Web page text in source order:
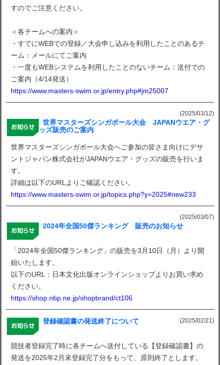
すのでご注意ください。
＜各チームへの案内＞
・すでにWEBでの登録／大会申し込みを利用したことのあるチ
ーム：メールにてご案内
・一度もWEBシステムを利用したことのないチーム：送付での
ご案内（4/14発送）
https://www.masters-swim.or.jp/entry.php#jm25007
(2025/03/12)
世界マスターズシンガポール大会 JAPANウエア・グ
ッズ販売のご案内
世界マスターズシンガポール大会へご参加の皆さま向けにデサ
ントジャパン株式会社がJAPANウエア・グッズの販売を行いま
す。
詳細は以下のURLよりご確認ください。
https://www.masters-swim.or.jp/topics.php?y=2025#new233
(2025/03/07)
2024年全国50傑ランキング 販売のお知らせ
「2024年全国50傑ランキング」の販売を3月10日（月）より開
始いたします。
以下のURL：日本文化出版オンラインショップよりお買い求め
ください。
https://shop.nbp.ne.jp/shopbrand/ct106
(2025/02/21)
登録確認書の発送終了について
競技者登録完了時に各チームへ送付している【登録確認書】の
発送を2025年2月末登録完了分をもって、原則終了とします。